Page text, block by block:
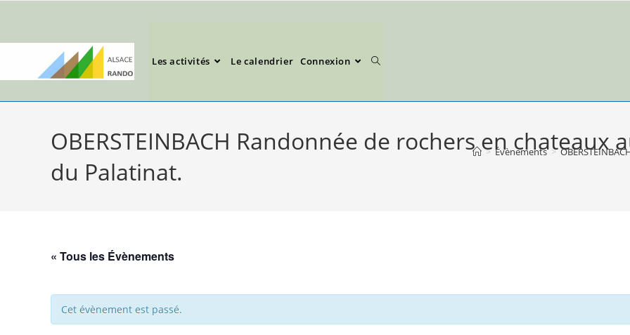
Les activités Le calendrier Connexion
OBERSTEINBACH Randonnée de rochers en chateaux
du Palatinat.
> Évènements >
« Tous les Évènements
Cet évènement est passé.